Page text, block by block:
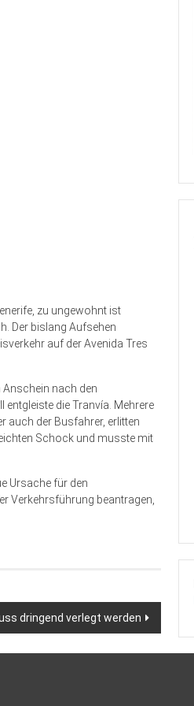
zu ungewohnt ist
Der bislang Aufsehen
auf der Avenida Tres
Anschein nach den
die Tranvía. Mehrere
auch der Busfahrer, erlitten
Schock und musste mit
Ursache für den
Verkehrsführung beantragen,
dringend verlegt werden